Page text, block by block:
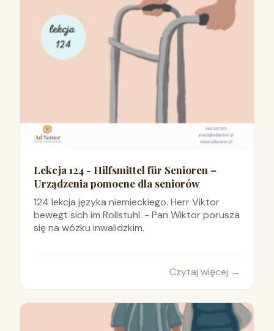
Lekcja 124 - Hilfsmittel für Senioren –
Urządzenia pomocne dla seniorów
124 lekcja języka niemieckiego. Herr Viktor
bewegt sich im Rollstuhl. - Pan Wiktor porusza
się na wózku inwalidzkim.
Czytaj więcej →